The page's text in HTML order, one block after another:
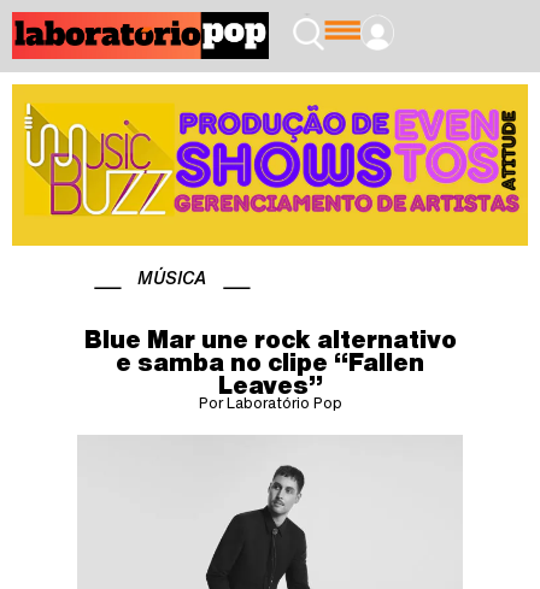
MÚSICA
Blue Mar une rock alternativo
e samba no clipe “Fallen
Leaves”
Por Laboratório Pop